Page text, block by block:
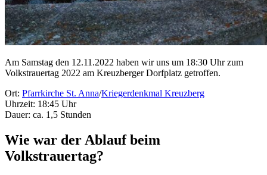
Am Samstag den 12.11.2022 haben wir uns um 18:30 Uhr zum
Volkstrauertag 2022 am Kreuzberger Dorfplatz getroffen.
Ort: Pfarrkirche St. Anna/Kriegerdenkmal Kreuzberg
Uhrzeit: 18:45 Uhr
Dauer: ca. 1,5 Stunden
Wie war der Ablauf beim
Volkstrauertag?